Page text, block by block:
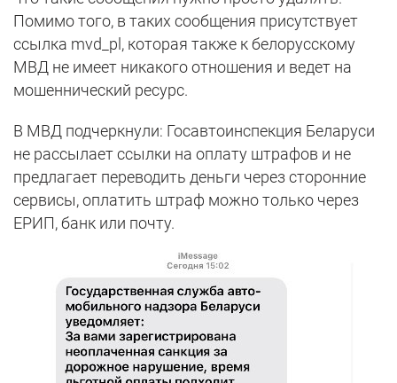
Помимо того, в таких сообщения присутствует
ссылка mvd_pl, которая также к белорусскому
МВД не имеет никакого отношения и ведет на
мошеннический ресурс.
В МВД подчеркнули: Госавтоинспекция Беларуси
не рассылает ссылки на оплату штрафов и не
предлагает переводить деньги через сторонние
сервисы, оплатить штраф можно только через
ЕРИП, банк или почту.